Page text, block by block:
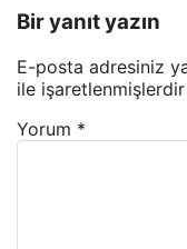
Bir yanıt yazın
E-posta adresiniz
ile işaretlenmişlerdir
Yorum *